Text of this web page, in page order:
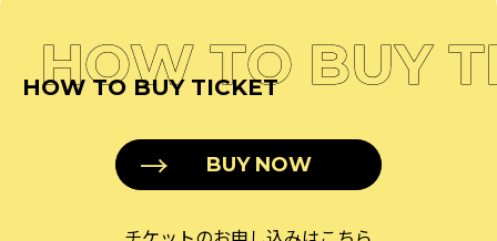
HOW TO BUY
HOW TO BUY TICKET
BUY NOW